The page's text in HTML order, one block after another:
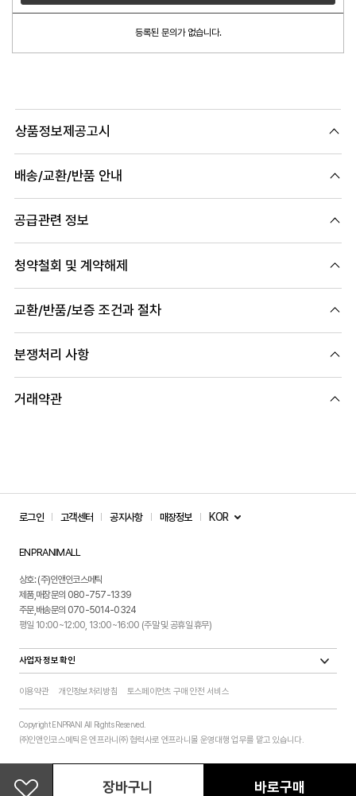
장바구니 바로구매
등록된 문의가 없습니다.
상품정보제공고시
배송/교환/반품 안내
공급관련 정보
청약철회 및 계약해제
교환/반품/보증 조건과 절차
분쟁처리 사항
거래약관
로그인 고객센터 공지사항 매장정보 KOR
ENPRANIMALL
상호: (주)인앤인코스메틱
제품,매장문의 080-757-1339
주문,배송문의 070-5014-0324
평일 10:00~12:00, 13:00~16:00 (주말 및 공휴일 휴무)
사업자 정보 확인
이용약관 개인정보처리방침 토스페이먼츠 구매 안전 서비스
Copyright ENPRANI All Rights Reserved.
㈜인앤인코스메틱은 엔프라니㈜ 협력사로 엔프라니몰 운영대행 업무를 맡고 있습니다.